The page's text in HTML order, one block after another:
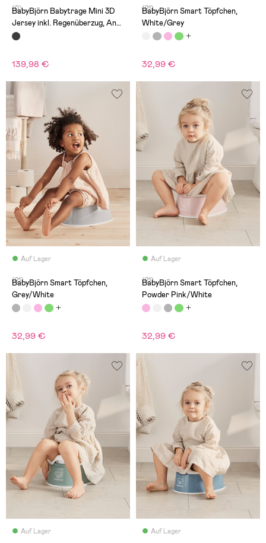
(0)
BabyBjörn Babytrage Mini 3D
Jersey inkl. Regenüberzug, Anth
razit
139,98 €
(21)
BabyBjörn Smart Töpfchen,
White/Grey
32,99 €
Auf Lager
(21)
BabyBjörn Smart Töpfchen,
Grey/White
32,99 €
Auf Lager
(21)
BabyBjörn Smart Töpfchen,
Powder Pink/White
32,99 €
Auf Lager Auf Lager